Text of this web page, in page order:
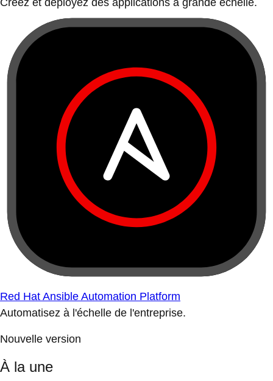
Créez et déployez des applications à grande échelle.
Red Hat Ansible Automation Platform
Automatisez à l'échelle de l'entreprise.
Nouvelle version
À la une